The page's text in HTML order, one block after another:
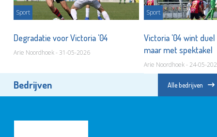
Sport
Degradatie voor Victoria '04
Arie Noordhoek - 31-05-2026
Sport
Victoria '04 wint
maar met spektakel
Arie Noordhoek - 24-05-
Bedrijven Alle bedrijven